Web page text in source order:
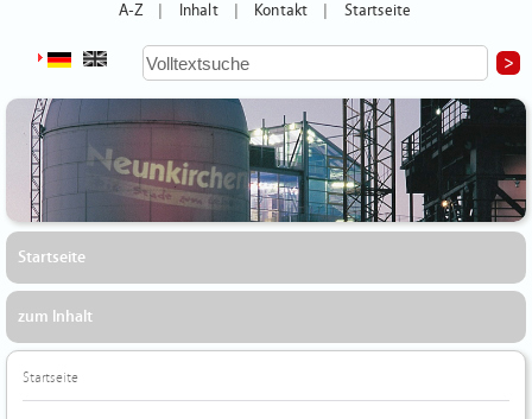
A-Z Inhalt Kontakt Startseite
Startseite
zum Inhalt
Startseite